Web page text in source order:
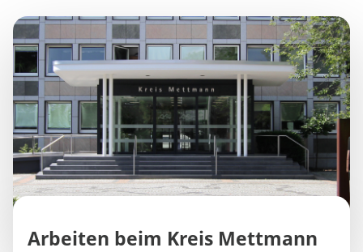
Berufsfelder
Ausbildung & Studium
Ihre Vorteile
FAQ
Arbeiten beim Kreis Mettmann